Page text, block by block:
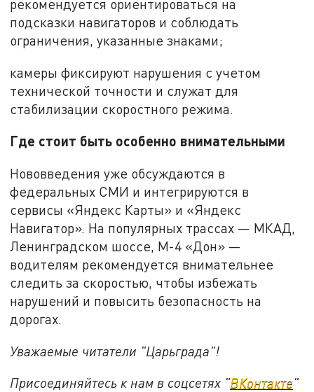
рекомендуется ориентироваться на
подсказки навигаторов и соблюдать
ограничения, указанные знаками;
камеры фиксируют нарушения с учетом
технической точности и служат для
стабилизации скоростного режима.
Где стоит быть особенно внимательными
Нововведения уже обсуждаются в
федеральных СМИ и интегрируются в
сервисы «Яндекс Карты» и «Яндекс
Навигатор». На популярных трассах — МКАД,
Ленинградском шоссе, М-4 «Дон» —
водителям рекомендуется внимательнее
следить за скоростью, чтобы избежать
нарушений и повысить безопасность на
дорогах.
Уважаемые читатели "Царьграда"!
Присоединяйтесь к нам в соцсетях "ВКонтакте"